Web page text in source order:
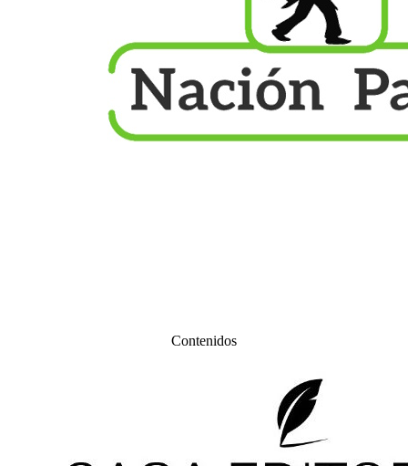
Contenidos